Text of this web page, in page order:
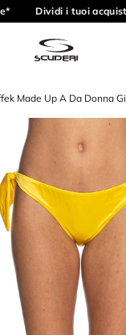
Dividi i tuoi
Made Up A Da Donna